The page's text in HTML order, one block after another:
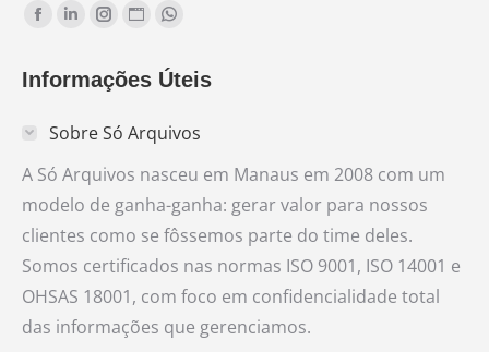
Encontre-nos em:
Facebook
opens
new
window
Linkedin
opens
new
window
Instagram
opens
new
window
Website
opens
new
window
Whatsapp
opens
new
window
Informações Úteis
Sobre Só Arquivos
A Só Arquivos nasceu em Manaus em 2008 com um
modelo de ganha-ganha: gerar valor para nossos
clientes como se fôssemos parte do time deles.
Somos certificados nas normas ISO 9001, ISO 14001 e
OHSAS 18001, com foco em confidencialidade total
das informações que gerenciamos.